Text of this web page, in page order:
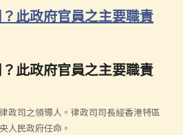
此政府官員之主要職責
此政府官員之主要職責
政司之領導人。律政司司長經香港特區
人民政府任命。